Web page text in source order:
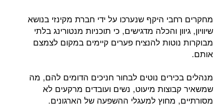
מחקרים רחבי היקף שנערכו על ידי חברת מקינזי בנושא
שיוויון, גיוון והכלה מדגישים, כי תוכניות מנטורינג בלתי
מבוקרות נוטות להנציח פערים קיימים במקום לצמצם
אותם.
מנהלים בכירים נוטים לבחור חניכים הדומים להם, מה
שמשאיר קבוצות מיעוט, נשים ועובדים מרקעים לא
מסורתיים, מחוץ למעגלי ההשפעה של הארגונים.